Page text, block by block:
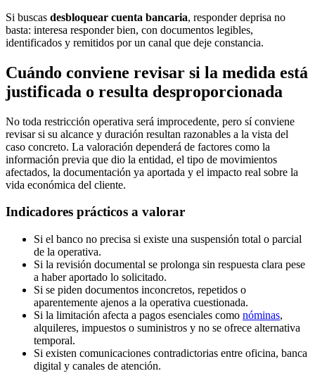
Si buscas desbloquear cuenta bancaria, responder deprisa no
basta: interesa responder bien, con documentos legibles,
identificados y remitidos por un canal que deje constancia.
Cuándo conviene revisar si la medida está
justificada o resulta desproporcionada
No toda restricción operativa será improcedente, pero sí conviene
revisar si su alcance y duración resultan razonables a la vista del
caso concreto. La valoración dependerá de factores como la
información previa que dio la entidad, el tipo de movimientos
afectados, la documentación ya aportada y el impacto real sobre la
vida económica del cliente.
Indicadores prácticos a valorar
Si el banco no precisa si existe una suspensión total o parcial
de la operativa.
Si la revisión documental se prolonga sin respuesta clara pese
a haber aportado lo solicitado.
Si se piden documentos inconcretos, repetidos o
aparentemente ajenos a la operativa cuestionada.
Si la limitación afecta a pagos esenciales como nóminas,
alquileres, impuestos o suministros y no se ofrece alternativa
temporal.
Si existen comunicaciones contradictorias entre oficina, banca
digital y canales de atención.